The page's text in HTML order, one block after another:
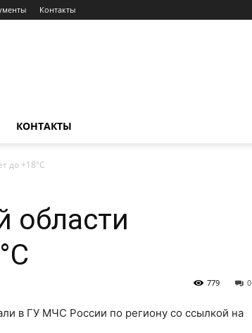
Контакты
КОНТАКТЫ
до +18°С
области
0
779
в ГУ МЧС России по региону со ссылкой на